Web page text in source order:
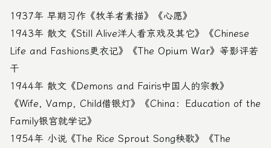
1937年 早期习作《牧羊者素描》《心愿》
1943年 散文《Still Alive洋人看京戏及其它》《Chinese
Life and Fashions更衣记》《The Opium War》等影评若
干
1944年 散文《Demons and Fairis中国人的宗教》
《Wife, Vamp, Child借银灯》《China：Education of the
Family银宫就学记》
1954年 小说《The Rice Sprout Song秧歌》《The